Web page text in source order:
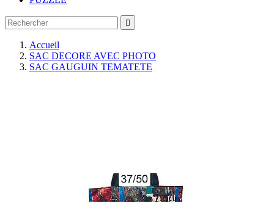

Accueil
SAC DECORE AVEC PHOTO
SAC GAUGUIN TEMATETE